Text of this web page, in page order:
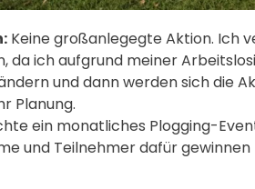
Keine großanlegegte Aktion. Ich
da ich aufgrund meiner
und dann werden sich die
Planung.
ein monatliches Plogging-
und Teilnehmer dafür